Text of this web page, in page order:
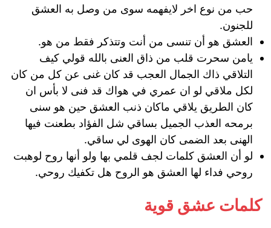
حب من نوع اخر لايفهمه سوى من وصل به العشق
للجنون.
العشق هو أن تنسى من أنت وتتذكر فقط من هو.
يامن سحرت قلب من ذاق العنى بالله قولي كيف
التلاقي ذاك الجمال العجب قد كان غنى عن كل من كان
لكل ملاقي لو ان عمري في هواك قد فنى لا بأس ان
كان الطريق يلاقي ماكان ذنب العشق حين هو سنى
برمحه العذب الجميل بساقي شل الفؤاد بطعنت فيها
الهنى بعد الضمى كان الهوى لي ساقي.
لو أن العشق كلمات لجف قلمي بها ولو أنها روح لوهبت
روحي فداء لها العشق هو الروح هل تكفيك روحي.
كلمات عشق قوية